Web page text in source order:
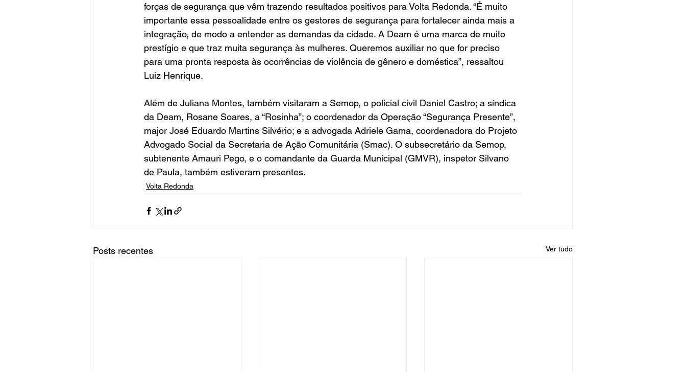
forças de segurança que vêm trazendo resultados positivos para Volta Redonda. “É muito
importante essa pessoalidade entre os gestores de segurança para fortalecer ainda mais a
integração, de modo a entender as demandas da cidade. A Deam é uma marca de muito
prestígio e que traz muita segurança às mulheres. Queremos auxiliar no que for preciso
para uma pronta resposta às ocorrências de violência de gênero e doméstica”, ressaltou
Luiz Henrique.
Além de Juliana Montes, também visitaram a Semop, o policial civil Daniel Castro; a síndica
da Deam, Rosane Soares, a “Rosinha”; o coordenador da Operação “Segurança Presente”,
major José Eduardo Martins Silvério; e a advogada Adriele Gama, coordenadora do Projeto
Advogado Social da Secretaria de Ação Comunitária (Smac). O subsecretário da Semop,
subtenente Amauri Pego, e o comandante da Guarda Municipal (GMVR), inspetor Silvano
de Paula, também estiveram presentes.
Volta Redonda
Posts recentes Ver tudo